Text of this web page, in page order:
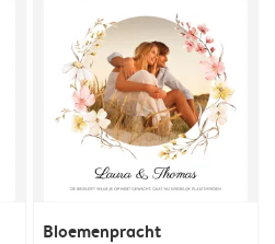
Bloemenpracht